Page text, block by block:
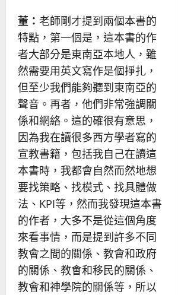
董： 老師剛才提到兩個本書的
特點，第一個是，這本書的作
者大部分是東南亞本地人，雖
然需要用英文寫作是個掙扎，
但至少我們能夠聽到東南亞的
聲音。再者，他們非常強調關
係和網絡。這的確很有意思，
因為我在讀很多西方學者寫的
宣教書籍，包括我自己在讀這
本書時，我都會自然而然地想
要找策略、找模式、找具體做
法、KPI等，然而我發現這本書
的作者，大多不是從這個角度
來看事情，而是提到許多不同
教會之間的關係、教會和政府
的關係、教會和移民的關係、
教會和神學院的關係等，所以